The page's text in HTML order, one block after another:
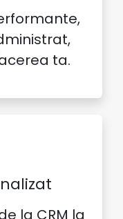
ta.
la CRM la